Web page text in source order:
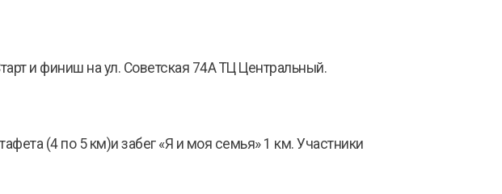
и финиш на ул. Советская 74А ТЦ Центральный.
(4 по 5 км)и забег «Я и моя семья» 1 км. Участники